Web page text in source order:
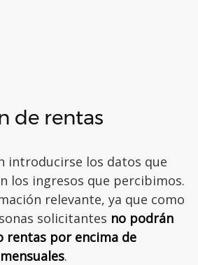
de rentas
introducirse los datos que
los ingresos que percibimos.
relevante, ya que como
solicitantes no podrán
rentas por encima de
.